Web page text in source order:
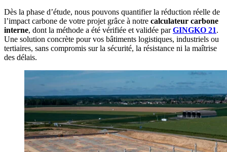
Dès la phase d’étude, nous pouvons quantifier la réduction réelle de
l’impact carbone de votre projet grâce à notre calculateur carbone
interne, dont la méthode a été vérifiée et validée parGINGKO 21.
Une solution concrète pour vos bâtiments logistiques, industriels ou
tertiaires, sans compromis sur la sécurité, la résistance ni la maîtrise
des délais.